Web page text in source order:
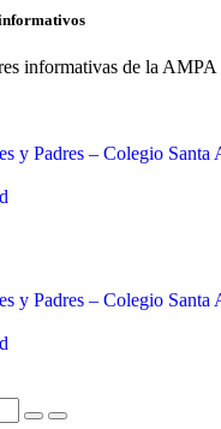
informativas de la
y Padres – Colegio Santa
y Padres – Colegio Santa